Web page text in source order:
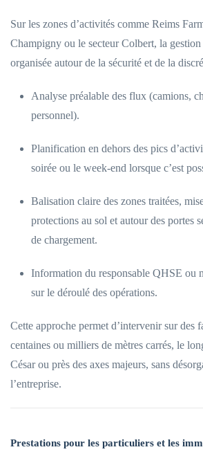
Sur les zones d’activités comme Reims
Champigny ou le secteur Colbert, la
organisée autour de la sécurité et de la
Analyse préalable des flux (camions,
personnel).
Planification en dehors des pics
soirée ou le week-end lorsque c’est
Balisation claire des zones traitées,
protections au sol et autour des portes
de chargement.
Information du responsable QHSE ou
sur le déroulé des opérations.
Cette approche permet d’intervenir sur des
centaines ou milliers de mètres carrés, le
César ou près des axes majeurs, sans
l’entreprise.
Prestations pour les particuliers et les